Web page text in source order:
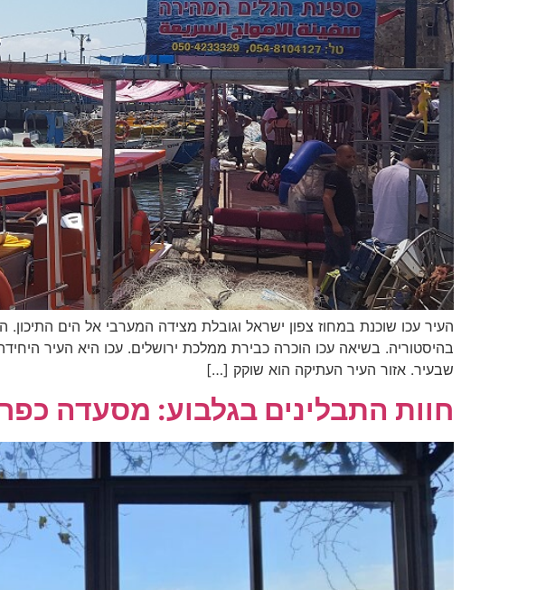
העיר עכו שוכנת במחוז צפון ישראל וגובלת מצידה המערבי אל הים
בהיסטוריה. בשיאה עכו הוכרה כבירת ממלכת ירושלים. עכו היא העיר
שבעיר. אזור העיר העתיקה הוא שוקק […]
חוות התבלינים בגלבוע: מסעדה